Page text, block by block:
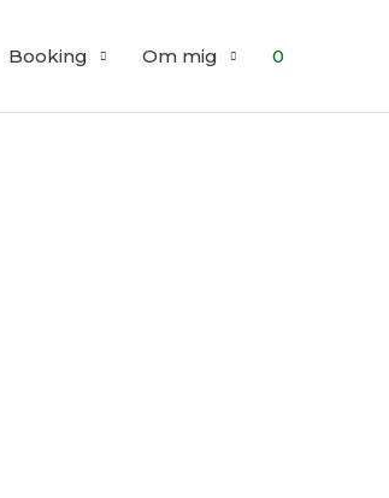
Booking Om mig 0